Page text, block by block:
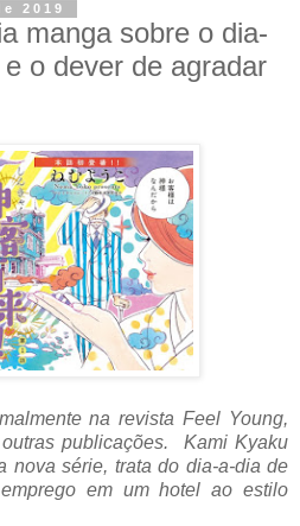
2019
manga sobre o dia-
o dever de agradar
na revista Feel Young,
publicações. Kami Kyaku
nova série, trata do dia-a-dia de
em um hotel ao estilo